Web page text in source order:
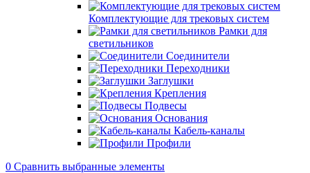
Комплектующие для трековых систем
Рамки для
светильников
Соединители
Переходники
Заглушки
Крепления
Подвесы
Основания
Кабель-каналы
Профили
0 Сравнить выбранные элементы